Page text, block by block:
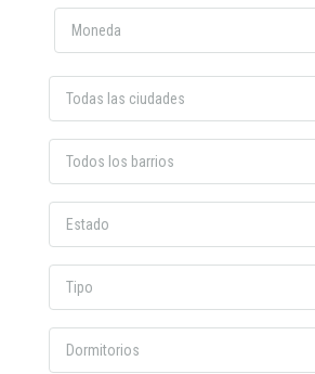
Moneda
Todas las ciudades
Todos los barrios
Estado
Tipo
Dormitorios